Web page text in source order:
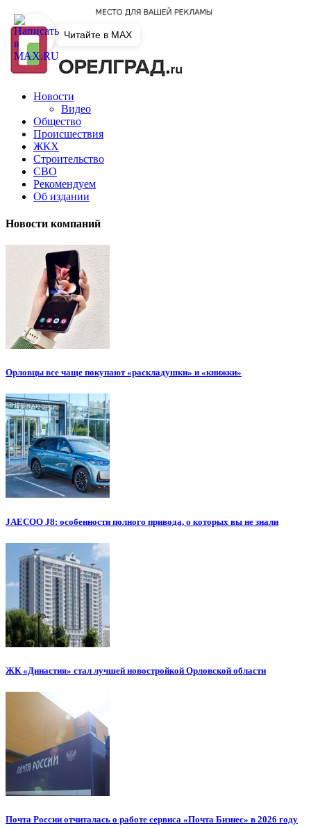
Новости
Видео
Общество
Происшествия
ЖКХ
Строительство
СВО
Рекомендуем
Об издании
Новости компаний
Орловцы все чаще покупают «раскладушки» и «книжки»
JAECOO J8: особенности полного привода, о которых вы не знали
ЖК «Династия» стал лучшей новостройкой Орловской области
Почта России отчиталась о работе сервиса «Почта Бизнес» в 2026 году
Читайте в MAX